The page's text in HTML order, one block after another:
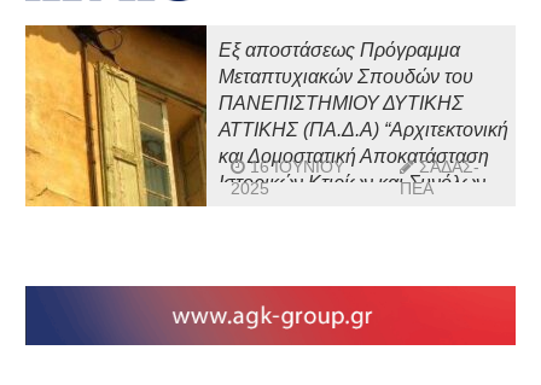
Εξ αποστάσεως Πρόγραμμα
Μεταπτυχιακών Σπουδών του
ΠΑΝΕΠΙΣΤΗΜΙΟΥ ΔΥΤΙΚΗΣ
ΑΤΤΙΚΗΣ (ΠΑ.Δ.Α) “Αρχιτεκτονική
και Δομοστατική Αποκατάσταση
Ιστορικών Κτιρίων και Συνόλων
16 ΙΟΥΝΊΟΥ
2025
ΣΑΔΑΣ-
ΠΕΑ